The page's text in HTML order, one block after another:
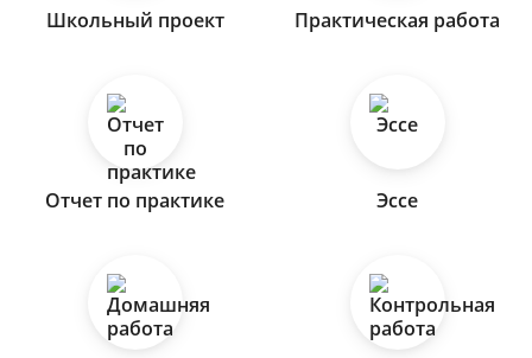
Школьный проект Практическая работа
Отчет по практике Эссе